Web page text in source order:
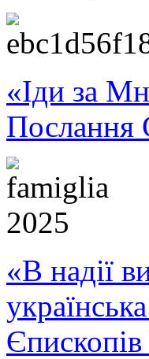
«Іди за
Послання
«В надії